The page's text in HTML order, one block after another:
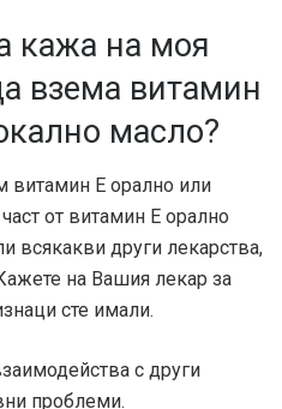
кажа на моя
взема витамин
масло?
витамин Е орално или
от витамин Е орално
всякакви други лекарства,
на Вашия лекар за
сте имали.
с други
проблеми.